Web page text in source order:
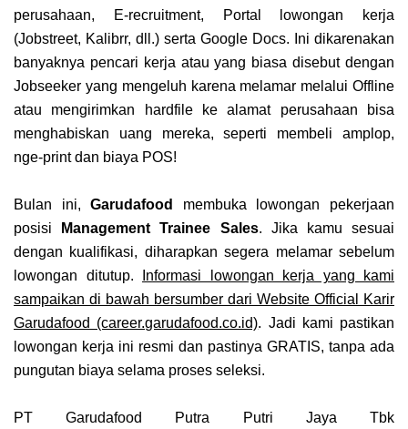
perusahaan, E-recruitment, Portal lowongan kerja
(Jobstreet, Kalibrr, dll.) serta Google Docs. Ini dikarenakan
banyaknya pencari kerja atau yang biasa disebut dengan
Jobseeker yang mengeluh karena melamar melalui Offline
atau mengirimkan hardfile ke alamat perusahaan bisa
menghabiskan uang mereka, seperti membeli amplop,
nge-print dan biaya POS!
Bulan ini,Garudafood
membuka lowongan pekerjaan
posisi
Management Trainee Sales. Jika kamu sesuai
dengan kualifikasi, diharapkan segera melamar sebelum
lowongan ditutup.
Informasi lowongan kerja yang kami
sampaikan di bawah bersumber dari Website Official Karir
Garudafood (career.garudafood.co.id). Jadi kami pastikan
lowongan kerja ini resmi dan pastinya GRATIS, tanpa ada
pungutan biaya selama proses seleksi.
PT Garudafood Putra Putri Jaya Tbk